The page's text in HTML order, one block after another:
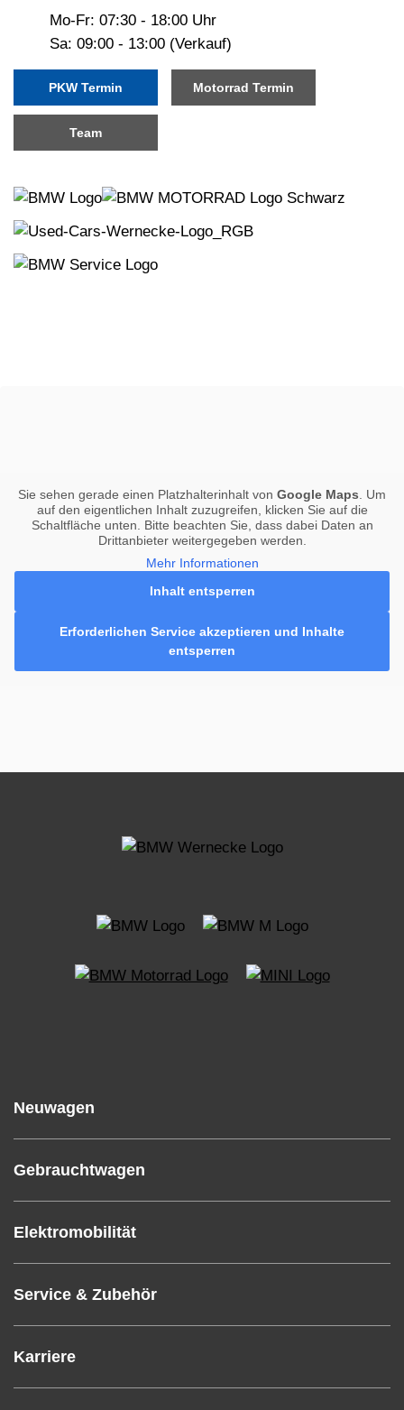
Mo-Fr: 07:30 - 18:00 Uhr
Sa: 09:00 - 13:00 (Verkauf)
PKW Termin Motorrad Termin
Team
Sie sehen gerade einen Platzhalterinhalt von Google Maps. Um
auf den eigentlichen Inhalt zuzugreifen, klicken Sie auf die
Schaltfläche unten. Bitte beachten Sie, dass dabei Daten an
Drittanbieter weitergegeben werden.
Mehr Informationen
Inhalt entsperren
Erforderlichen Service akzeptieren und Inhalte
entsperren
Neuwagen
Gebrauchtwagen
Elektromobilität
Service & Zubehör
Karriere